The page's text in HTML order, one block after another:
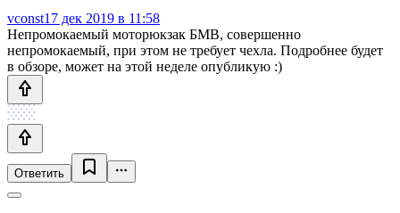
vconst17 дек 2019 в 11:58
Непромокаемый моторюкзак БМВ, совершенно
непромокаемый, при этом не требует чехла. Подробнее будет
в обзоре, может на этой неделе опубликую :)
Ответить